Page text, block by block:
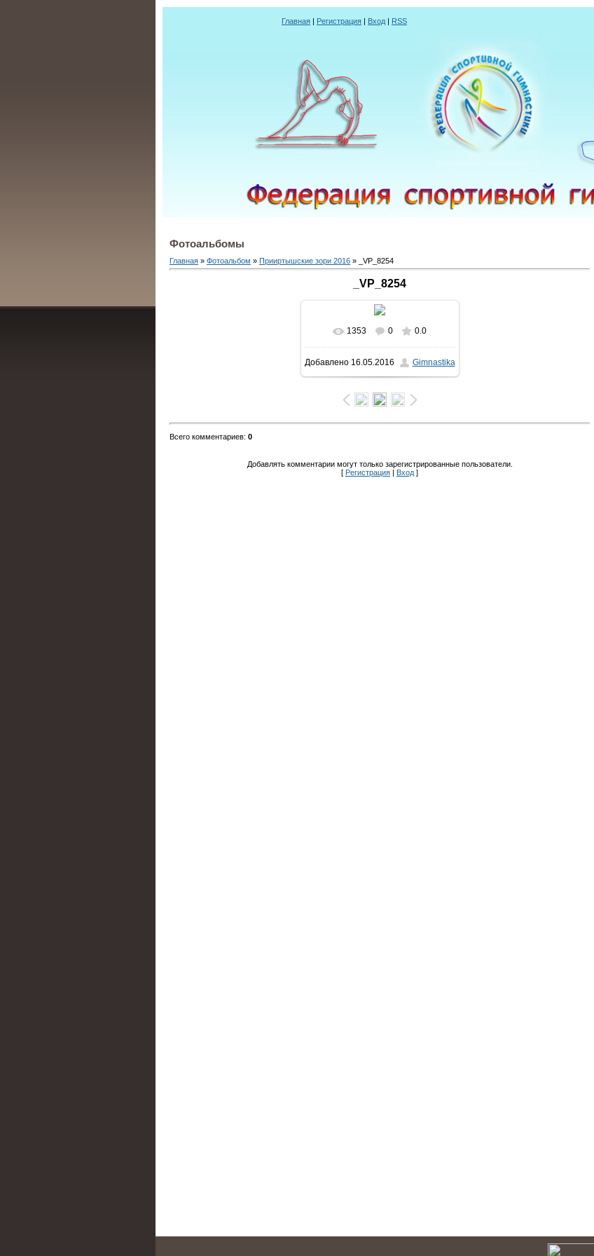
Главная | Регистрация | Вход | RSS
Фотоальбомы
Главная » Фотоальбом » Прииртышские зори 2016 » _VP_8254
_VP_8254
В реальном размере
1500x1000/ 842.2Kb
1353 0 0.0
Добавлено16.05.2016 Gimnastika
Всего комментариев: 0
Добавлять комментарии могут только зарегистрированные пользователи.
[ Регистрация Вход]